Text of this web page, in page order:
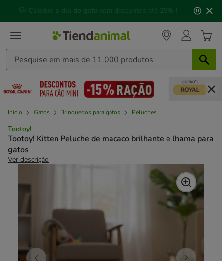
mensagem,
Início Gatos Brinquedos para gatos Peluches
Tootoy!
Tootoy! Kitten Peluche de macaco brilhante e lhama para
gatos
Ver descrição